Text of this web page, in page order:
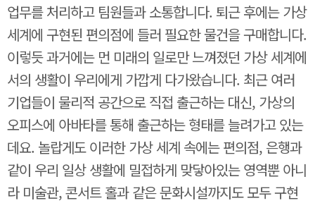
업무를 처리하고 팀원들과 소통합니다. 퇴근 후에는 가상
세계에 구현된 편의점에 들러 필요한 물건을 구매합니다.
이렇듯 과거에는 먼 미래의 일로만 느껴졌던 가상 세계에
서의 생활이 우리에게 가깝게 다가왔습니다. 최근 여러
기업들이 물리적 공간으로 직접 출근하는 대신, 가상의
오피스에 아바타를 통해 출근하는 형태를 늘려가고 있는
데요. 놀랍게도 이러한 가상 세계 속에는 편의점, 은행과
같이 우리 일상 생활에 밀접하게 맞닿아있는 영역뿐 아니
라 미술관, 콘서트 홀과 같은 문화시설까지도 모두 구현